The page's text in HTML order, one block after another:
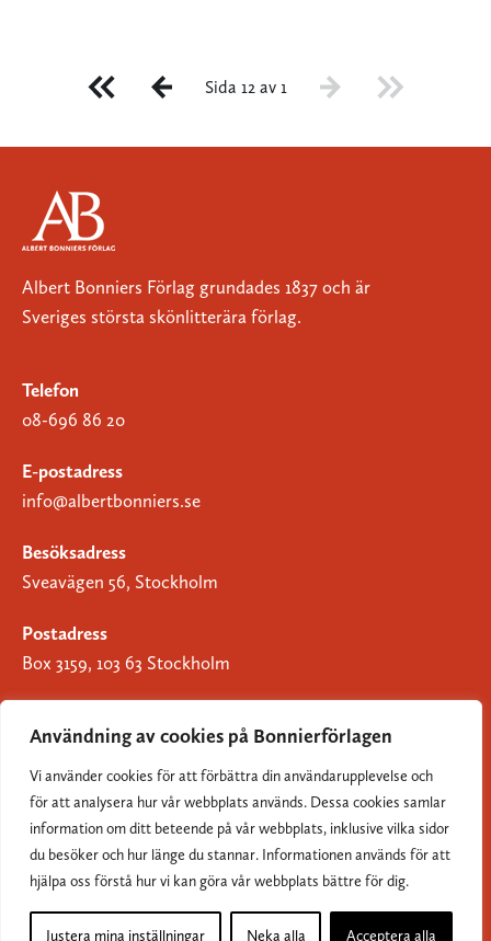
Användning av cookies på Bonnierförlagen
Vi använder cookies för att förbättra din användarupplevelse och
för att analysera hur vår webbplats används. Dessa cookies samlar
information om ditt beteende på vår webbplats, inklusive vilka sidor
du besöker och hur länge du stannar. Informationen används för att
hjälpa oss förstå hur vi kan göra vår webbplats bättre för dig.
Justera mina inställningar Neka alla Acceptera alla
Sida 12 av 1
Albert Bonniers Förlag grundades 1837 och är
Sveriges största skönlitterära förlag.
Telefon
08-696 86 20
E-postadress
info@albertbonniers.se
Besöksadress
Sveavägen 56, Stockholm
Postadress
Box 3159, 103 63 Stockholm
Om Bonnierförlagen
Cookies
Integritetspolicy